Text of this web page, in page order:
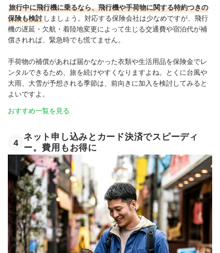
旅行中に飛行機に乗るなら、飛行機や手荷物に関する特約つきの
保険も検討 しましょう。対応する保険会社は少なめですが、飛行
機の遅延・欠航・着陸地変更によって生じる交通費や宿泊代が補
償されれば、緊急時でも慌てません。
手荷物の補償があれば届かなかった衣類や生活用品を保険金でレ
ンタルできるため、旅を続けやすくなりますよね。とくに台風や
大雨、大雪が予想される季節は、前向きに加入を検討してみると
よいですよ。
おすすめ一覧を見る
4
ネット申し込みとカード決済でスピーディ
ー。費用もお得に